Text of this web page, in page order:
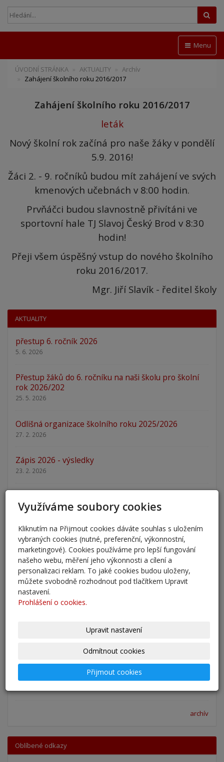
Menu
ÚVODNÍ STRÁNKA AKTUALITY
Archív
Zahájení školního roku 2016/2017
Zahájení školního roku 2016/2017
leták
Nový školní rok začíná pro naše žáky v pondělí
5.9. 2016!
Žáci 2. - 9. ročníků budou mít zahájení ve svých
kmenových učebnách v 8:00 hodin.
Prvňáčci budou slavnostně přivítáni ve
sportovní hale TJ Slavoj Český Brod v 8:30
hodin!
Přeji všem úspěšný vstup do nového školního
roku 2016/2017.
Mgr. Jiří Slavík - ředitel školy
AKTUALITY
přestup 6. ročník 2026
5. 6. 2026
Přestup žáků do 6. ročníku na naši školu pro školní
rok 2026/202
25. 5. 2026
Odlišná organizace školního roku 2025/2026
27. 2. 2026
Zápis 2026 - výsledky
23. 2. 2026
14. 1. 2026
Nový školní rok - informace
31. 8. 2025
Pěšky do školy
29. 8. 2025
Adaptační kurzy
Výsledky - přestup do 6. očníku
archív
Oblíbené odkazy
Využíváme soubory cookies
Kliknutím na Přijmout cookies dáváte souhlas s uložením
vybraných cookies (nutné, preferenční, výkonnostní,
marketingové). Cookies používáme pro lepší fungování
našeho webu, měření jeho výkonnosti a cílení a
personalizaci reklam. To jaké cookies budou uloženy,
můžete svobodně rozhodnout pod tlačítkem Upravit
nastavení.
Prohlášení o cookies.
Upravit nastavení
Odmítnout cookies
Přijmout cookies